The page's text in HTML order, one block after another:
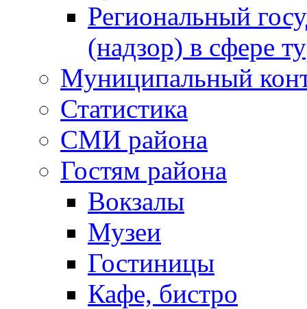
Региональный
(надзор) в сфере
Муниципальный
Статистика
СМИ района
Гостям района
Вокзалы
Музеи
Гостиницы
Кафе, бистро